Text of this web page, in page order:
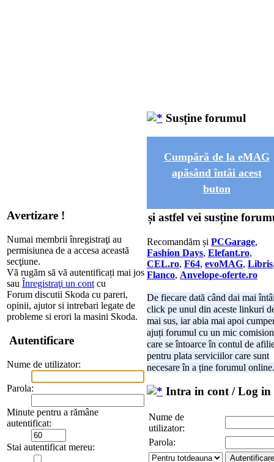
Avertizare !
Numai membrii înregistraţi au
permisiunea de a accesa această
secţiune.
Vă rugăm să vă autentificați mai jos
sau Înregistraţi un cont cu
Forum discutii Skoda cu pareri,
opinii, ajutor si intrebari legate de
probleme si erori la masini Skoda.
Autentificare
Nume de utilizator:
Parola:
Minute pentru a rămâne
autentificat:
Stai autentificat mereu:
Susține forumul
Cumpără de la eMAG
apăsând întâi acest
buton
și astfel vei susține
Recomandăm și PCGarage,
Fashion Days, Elefant.ro,
CEL.ro, F64, evoMAG, Libris
Flanco, Anvelope-oferte.ro
De fiecare dată când dai mai
click pe unul din aceste linkuri
mai sus, iar abia mai apoi
ajuți forumul cu un mic comision
care se întoarce în contul de
pentru plata serviciilor care sunt
necesare în a ține forumul online.
Intra in cont / Log in
Nume de
utilizator:
Parola: